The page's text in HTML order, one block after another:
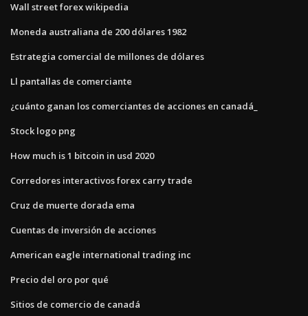
Wall street forex wikipedia
Moneda australiana de 200 dólares 1982
Estrategia comercial de millones de dólares
Ll pantallas de comerciante
¿cuánto ganan los comerciantes de acciones en canadá_
Stock logo png
How much is 1 bitcoin in usd 2020
Corredores interactivos forex carry trade
Cruz de muerte dorada ema
Cuentas de inversión de acciones
American eagle international trading inc
Precio del oro por qué
Sitios de comercio de canadá